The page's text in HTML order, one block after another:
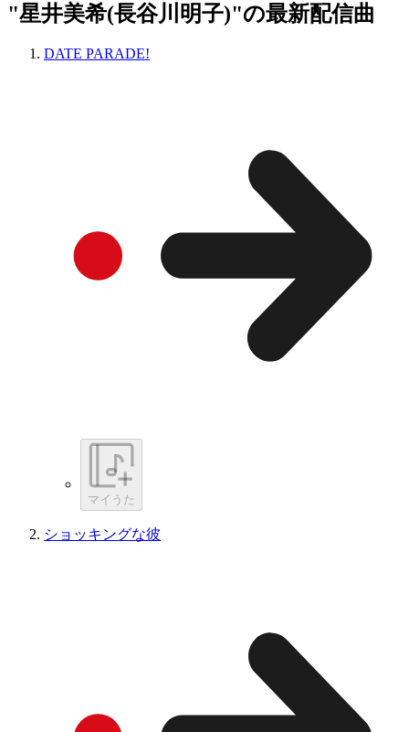
"星井美希(長谷川明子)"の最新配信曲
DATE PARADE!
マイうた
ショッキングな彼